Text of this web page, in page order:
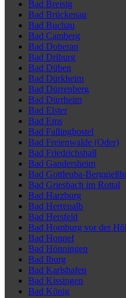
Bad Breisig
Bad Brückenau
Bad Buchau
Bad Camberg
Bad Doberan
Bad Driburg
Bad Düben
Bad Dürkheim
Bad Dürrenberg
Bad Dürrheim
Bad Elster
Bad Ems
Bad Fallingbostel
Bad Freienwalde (Oder)
Bad Friedrichshall
Bad Gandersheim
Bad Gottleuba-
Bad Griesbach im Rottal
Bad Harzburg
Bad Herrenalb
Bad Hersfeld
Bad Homburg vor der
Bad Honnef
Bad Hönningen
Bad Iburg
Bad Karlshafen
Bad Kissingen
Bad König